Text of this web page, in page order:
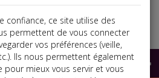
confiance, ce site utilise des
permettent de vous connecter
vos préférences (veille,
Ils nous permettent également
pour mieux vous servir et vous